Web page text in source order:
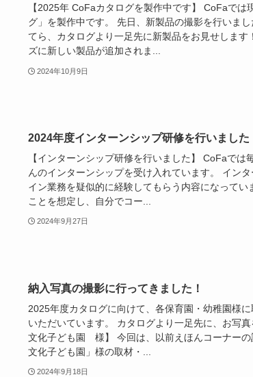
【2025年 CoFaカタログを製作中です】 CoFaでは
グ」を製作中です。 先日、新製品の撮影を行いま
てら、カタログより一足先に新製品をお見せします
ズに新しい製品が追加されま...
2024年10月9日
2024年度インターンシップ研修を行いました
【インターンシップ研修を行いました】 CoFaでは
んのインターンシップを受け入れています。 イン
イン業務を疑似的に経験してもらう内容になってい
ことを想定し、自分でコー...
2024年9月27日
納入写真の撮影に行ってきました！
2025年度カタログに向けて、各保育園・幼稚園様
いただいています。 カタログより一足先に、お写
文化子ども園 様】 今回は、以前えほんコーナーの
文化子ども園」様の取材・...
2024年9月18日